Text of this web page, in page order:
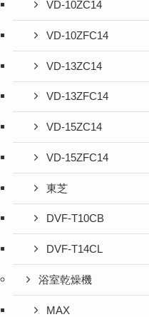
VD-10ZC14
VD-10ZFC14
VD-13ZC14
VD-13ZFC14
VD-15ZC14
VD-15ZFC14
東芝
DVF-T10CB
DVF-T14CL
浴室乾燥機
MAX